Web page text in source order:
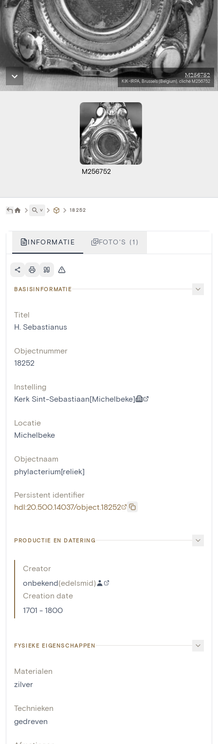
M256752
KIK-IRPA, Brussels (Belgium), cliché M256752
M256752
˅ 18252
INFORMATIE FOTO'S (1)
BASISINFORMATIE
Titel
H. Sebastianus
Objectnummer
18252
Instelling
Kerk Sint-Sebastiaan[Michelbeke]
Locatie
Michelbeke
Objectnaam
phylacterium[reliek]
Persistent identifier
hdl:20.500.14037/object.18252
PRODUCTIE EN DATERING
Creator
onbekend(edelsmid)
Creation date
1701 - 1800
FYSIEKE EIGENSCHAPPEN
Materialen
zilver
Technieken
gedreven